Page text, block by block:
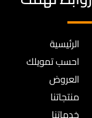
الرئيسية
احسب تمويلك
العروض
منتجاتنا
خدماتنا